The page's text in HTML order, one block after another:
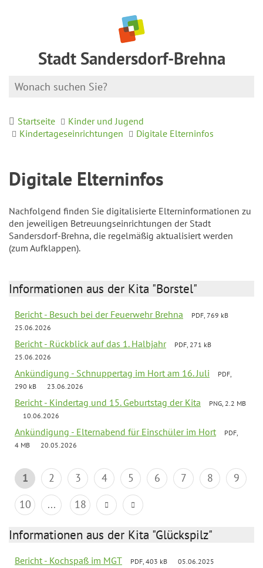
Stadt Sandersdorf-Brehna
Startseite
Kinder und Jugend
Kindertageseinrichtungen
Digitale Elterninfos
Digitale Elterninfos
Nachfolgend finden Sie digitalisierte Elterninformationen zu
den jeweiligen Betreuungseinrichtungen der Stadt
Sandersdorf-Brehna, die regelmäßig aktualisiert werden
(zum Aufklappen).
Informationen aus der Kita "Borstel"
Bericht - Besuch bei der Feuerwehr Brehna
PDF, 769 kB
25.06.2026
Bericht - Rückblick auf das 1. Halbjahr
PDF, 271 kB
25.06.2026
Ankündigung - Schnuppertag im Hort am 16. Juli
PDF,
290 kB
23.06.2026
Bericht - Kindertag und 15. Geburtstag der Kita
PNG, 2.2 MB
10.06.2026
Ankündigung - Elternabend für Einschüler im Hort
PDF,
4 MB
20.05.2026
1 2 3 4 5 6 7 8
9
10
... 18
Informationen aus der Kita "Glückspilz"
Bericht - Kochspaß im MGT PDF, 403 kB 05.06.2025